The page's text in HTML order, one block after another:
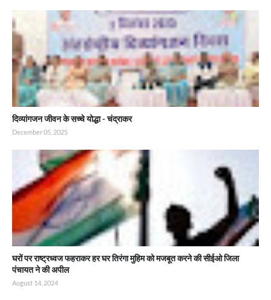
दिव्यांगजन जीवन के सच्चे योद्धा - चंद्राकर
December 05, 2025
घरों पर राष्ट्रध्वज फहराकर हर घर तिरंगा मुहिम को मजबूत करने की सीईओ जिला
पंचायत ने की अपील
August 14, 2024